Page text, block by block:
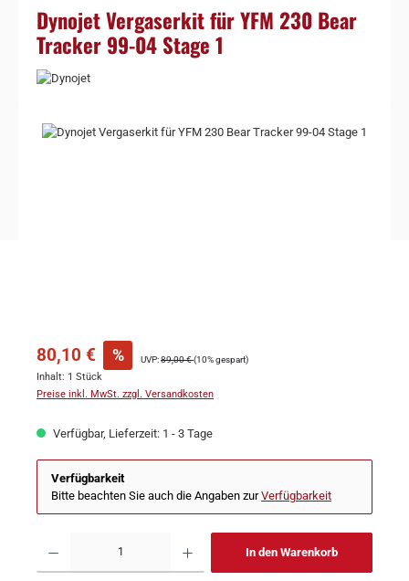
Dynojet Vergaserkit für YFM 230 Bear
Tracker 99-04 Stage 1
Bildergalerie überspringen
80,10 € % UVP:89,00 €(10% gespart)
Inhalt: 1 Stück
Preise inkl. MwSt. zzgl. Versandkosten
Verfügbar, Lieferzeit: 1 - 3 Tage
Verfügbarkeit
Bitte beachten Sie auch die Angaben zurVerfügbarkeit
In den Warenkorb